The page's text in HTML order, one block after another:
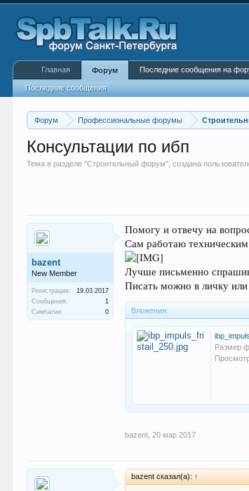
Форум Профессиональные форумы
Консультации по ибп
Тема в разделе "Строительный форум", создана
bazent
New Member
Регистрация:
19.03.2017
Сообщения:
1
Симпатии:
0
Помогу и отвечу на
Сам работаю техническим
Лучше письменно
Писать можно в личку
Вложения:
Размер
bazent 20 мар 2017
bazent сказал(а): ↑
Главная Форум
Последние сообщения
Последние сообщения на